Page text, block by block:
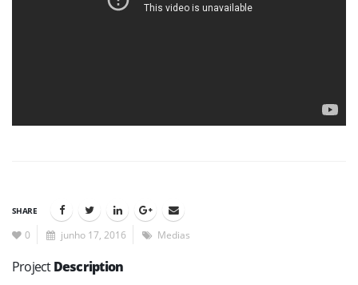
SHARE
0 junho 17, 2016 Medias
ProjectDescription